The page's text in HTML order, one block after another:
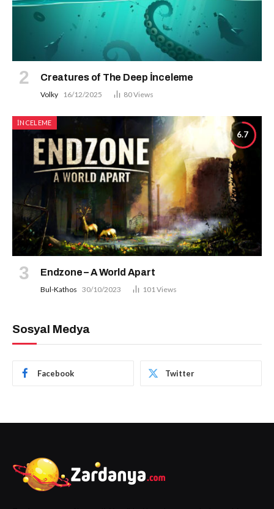
Creatures of The Deep İnceleme
Volky 16/12/2025 80Views
6.7
İNCELEME
Endzone – A World Apart
Bul-Kathos 30/10/2023 101Views
Sosyal Medya
Facebook Twitter